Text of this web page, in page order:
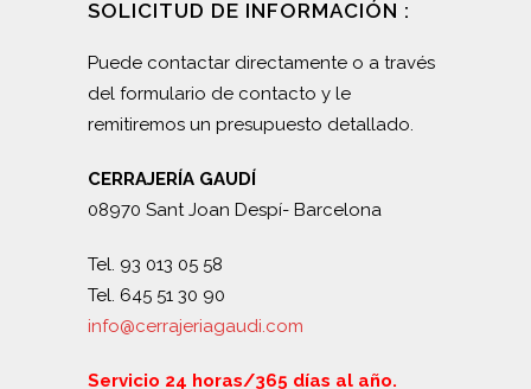
SOLICITUD DE INFORMACIÓN :
Puede contactar directamente o a través
del formulario de contacto y le
remitiremos un presupuesto detallado.
CERRAJERÍA GAUDÍ
08970 Sant Joan Despí- Barcelona
Tel. 93 013 05 58
Tel. 645 51 30 90
info@cerrajeriagaudi.com
Servicio 24 horas/365 días al año.